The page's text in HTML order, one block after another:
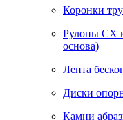
Коронки
Рулоны CX
основа)
Лента
Диски
Камни